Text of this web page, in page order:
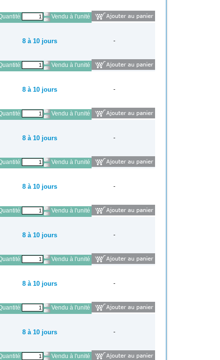
Vendu à l'unité
8 à 10 jours -
Vendu à l'unité
8 à 10 jours -
Vendu à l'unité
8 à 10 jours -
Vendu à l'unité
8 à 10 jours -
Vendu à l'unité
8 à 10 jours -
Vendu à l'unité
8 à 10 jours -
Vendu à l'unité
8 à 10 jours -
Vendu à l'unité